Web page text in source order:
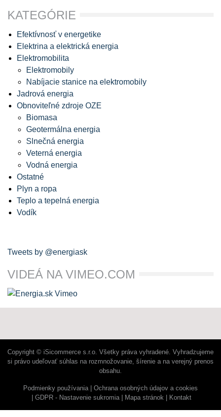
KATEGÓRIE
Efektívnosť v energetike
Elektrina a elektrická energia
Elektromobilita
Elektromobily
Nabíjacie stanice na elektromobily
Jadrová energia
Obnoviteľné zdroje OZE
Biomasa
Geotermálna energia
Slnečná energia
Veterná energia
Vodná energia
Ostatné
Plyn a ropa
Teplo a tepelná energia
Vodík
Tweets by @energiask
VIDEÁ NA VIMEO.COM
Copyright © iSicommerce s.r.o. Všetky práva vyhradené. Vyhradzujeme
si právo udeľovať súhlas na rozmnožovanie, šírenie a na verejný prenos
obsahu.
Podmienky používania
Ochrana osobných údajov a cookies
GDPR - Nastavenie sukromia
Mapa stránok Kontakt